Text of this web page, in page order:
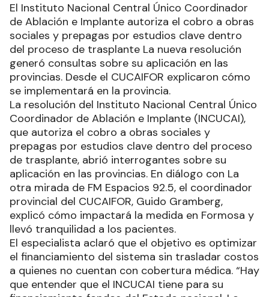
El Instituto Nacional Central Único Coordinador
de Ablación e Implante autoriza el cobro a obras
sociales y prepagas por estudios clave dentro
del proceso de trasplante La nueva resolución
generó consultas sobre su aplicación en las
provincias. Desde el CUCAIFOR explicaron cómo
se implementará en la provincia.
La resolución del Instituto Nacional Central Único
Coordinador de Ablación e Implante (INCUCAI),
que autoriza el cobro a obras sociales y
prepagas por estudios clave dentro del proceso
de trasplante, abrió interrogantes sobre su
aplicación en las provincias. En diálogo con La
otra mirada de FM Espacios 92.5, el coordinador
provincial del CUCAIFOR, Guido Gramberg,
explicó cómo impactará la medida en Formosa y
llevó tranquilidad a los pacientes.
El especialista aclaró que el objetivo es optimizar
el financiamiento del sistema sin trasladar costos
a quienes no cuentan con cobertura médica. “Hay
que entender que el INCUCAI tiene para su